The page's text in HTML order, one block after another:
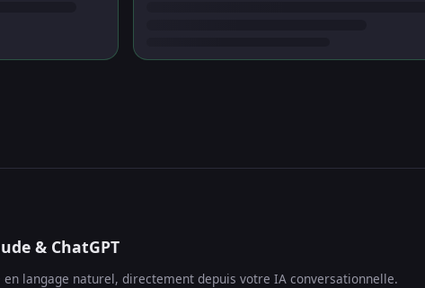
& ChatGPT
langage naturel, directement depuis votre IA conversationnelle.